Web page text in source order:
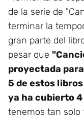
de la serie de
terminar la
gran parte del
pesar que
proyectada
5 de estos
ya ha cubierto 4
tenemos tan solo